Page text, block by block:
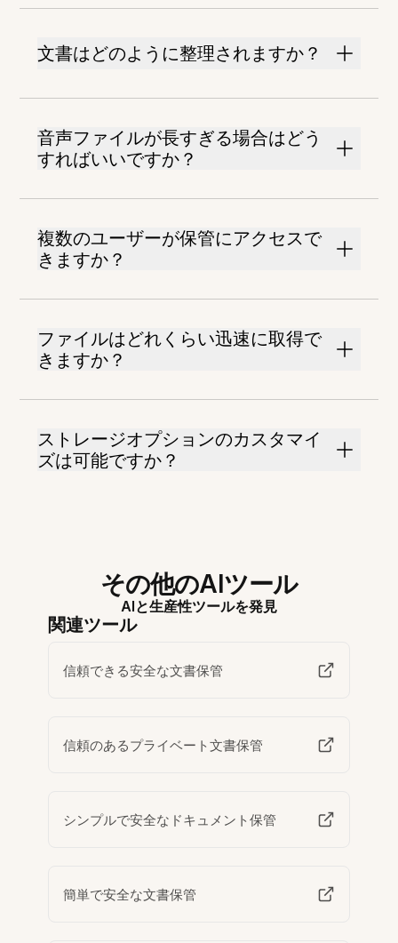
文書はどのように整理されますか？
音声ファイルが長すぎる場合はどう
すればいいですか？
複数のユーザーが保管にアクセスで
きますか？
ファイルはどれくらい迅速に取得で
きますか？
ストレージオプションのカスタマイ
ズは可能ですか？
その他のAIツール
AIと生産性ツールを発見
関連ツール
信頼できる安全な文書保管
信頼のあるプライベート文書保管
シンプルで安全なドキュメント保管
簡単で安全な文書保管